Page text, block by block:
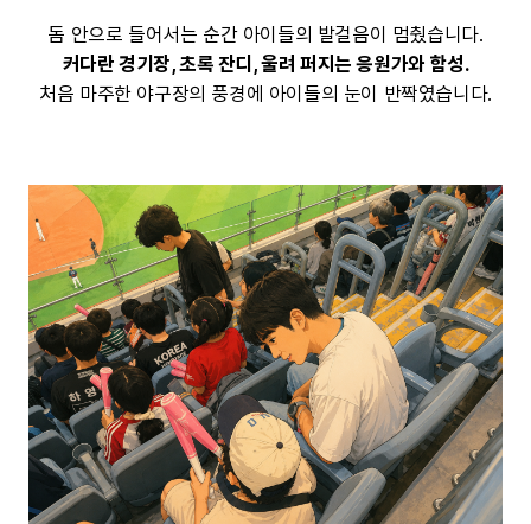
돔 안으로 들어서는 순간 아이들의 발걸음이 멈췄습니다.
커다란 경기장, 초록 잔디, 울려 퍼지는 응원가와 함성.
처음 마주한 야구장의 풍경에 아이들의 눈이 반짝였습니다.